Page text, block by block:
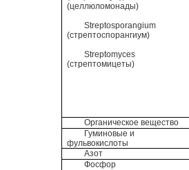
(целлюломонады)
Streptosporangium
(стрептоспорангиум)
Streptomyces
(стрептомицеты)
Органическое вещество
Гуминовые и
фульвокислоты
Азот
Фосфор